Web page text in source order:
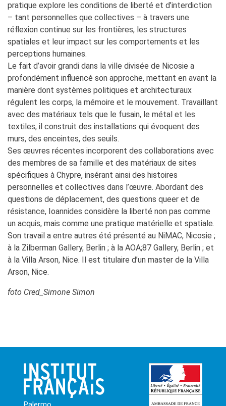
pratique explore les conditions de liberté et d’interdiction
– tant personnelles que collectives – à travers une
réflexion continue sur les frontières, les structures
spatiales et leur impact sur les comportements et les
perceptions humaines.
Le fait d’avoir grandi dans la ville divisée de Nicosie a
profondément influencé son approche, mettant en avant la
manière dont systèmes politiques et architecturaux
régulent les corps, la mémoire et le mouvement. Travaillant
avec des matériaux tels que le fusain, le métal et les
textiles, il construit des installations qui évoquent des
murs, des enceintes, des seuils.
Ses œuvres récentes incorporent des collaborations avec
des membres de sa famille et des matériaux de sites
spécifiques à Chypre, insérant ainsi des histoires
personnelles et collectives dans l’œuvre. Abordant des
questions de déplacement, des questions queer et de
résistance, Ioannides considère la liberté non pas comme
un acquis, mais comme une pratique matérielle et spatiale.
Son travail a entre autres été présenté au NiMAC, Nicosie ;
à la Zilberman Gallery, Berlin ; à la AOA;87 Gallery, Berlin ; et
à la Villa Arson, Nice. Il est titulaire d’un master de la Villa
Arson, Nice.
foto Cred_Simone Simon